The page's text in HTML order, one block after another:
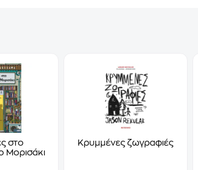
στο
Μορισάκι
Κρυμμένες ζωγραφιές